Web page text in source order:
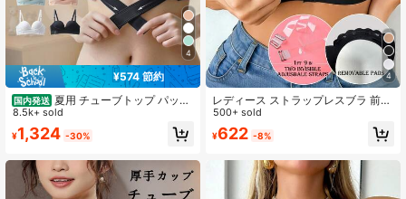
4.93 1.1M フォロワー
1.1M フォロワー
4
¥574 節約
国内発送 夏用 チューブトップ パット
付き ブラトップ 紐なしずり落ち防止
ブラ 無地ノンワイヤー レディース
インナー オフショルヌーブラ
8.5k+ sold
¥1,324 -30%
4
レディース ストラップレスブラ 前留
め プッシュアップ バンドゥチューブ
ブラ 透明ストラップ付き クロップト
ップブラ ノンワイヤー ブラレット
ゲスト用
500+ sold
¥622 -8%